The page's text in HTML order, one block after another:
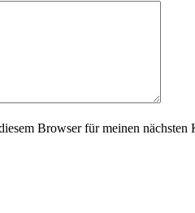
Browser für meinen nächsten